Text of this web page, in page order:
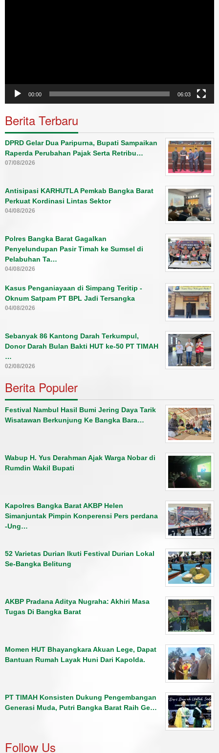
00:00 06:03
Berita Terbaru
DPRD Gelar Dua Paripurna, Bupati Sampaikan
Raperda Perubahan Pajak Serta Retribu…
07/08/2026
Antisipasi KARHUTLA Pemkab Bangka Barat
Perkuat Kordinasi Lintas Sektor
04/08/2026
Polres Bangka Barat Gagalkan
Penyelundupan Pasir Timah ke Sumsel di
Pelabuhan Ta…
04/08/2026
Kasus Penganiayaan di Simpang Teritip -
Oknum Satpam PT BPL Jadi Tersangka
04/08/2026
Sebanyak 86 Kantong Darah Terkumpul,
Donor Darah Bulan Bakti HUT ke-50 PT TIMAH
…
02/08/2026
Berita Populer
Festival Nambul Hasil Bumi Jering Daya Tarik
Wisatawan Berkunjung Ke Bangka Bara…
Wabup H. Yus Derahman Ajak Warga Nobar di
Rumdin Wakil Bupati
Kapolres Bangka Barat AKBP Helen
Simanjuntak Pimpin Konperensi Pers perdana
-Ung…
52 Varietas Durian Ikuti Festival Durian Lokal
Se-Bangka Belitung
AKBP Pradana Aditya Nugraha: Akhiri Masa
Tugas Di Bangka Barat
Momen HUT Bhayangkara Akuan Lege, Dapat
Bantuan Rumah Layak Huni Dari Kapolda.
PT TIMAH Konsisten Dukung Pengembangan
Generasi Muda, Putri Bangka Barat Raih Ge…
Follow Us